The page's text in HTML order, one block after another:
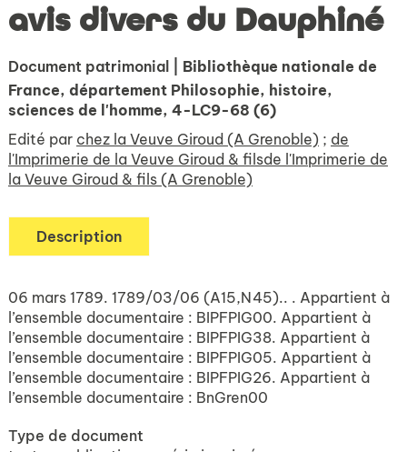
avis divers du Dauphiné
Document patrimonial
| Bibliothèque nationale de
France, département Philosophie, histoire,
sciences de l'homme, 4-LC9-68 (6)
Edité par chez la Veuve Giroud (A Grenoble) ; de
l'Imprimerie de la Veuve Giroud & filsde l'Imprimerie de
la Veuve Giroud & fils (A Grenoble)
Description
06 mars 1789. 1789/03/06 (A15,N45).. . Appartient à
l’ensemble documentaire : BIPFPIG00. Appartient à
l’ensemble documentaire : BIPFPIG38. Appartient à
l’ensemble documentaire : BIPFPIG05. Appartient à
l’ensemble documentaire : BIPFPIG26. Appartient à
l’ensemble documentaire : BnGren00
Type de document